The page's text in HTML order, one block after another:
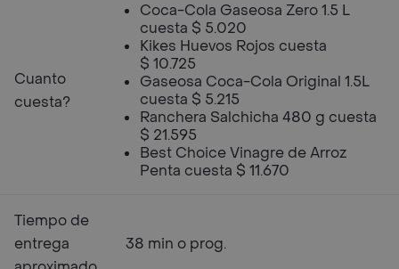
Cuanto
cuesta?
Coca-Cola Gaseosa Zero 1.5 L
cuesta $ 5.020
Kikes Huevos Rojos cuesta
$ 10.725
Gaseosa Coca-Cola Original 1.5L
cuesta $ 5.215
Ranchera Salchicha 480 g cuesta
$ 21.595
Best Choice Vinagre de Arroz
Penta cuesta $ 11.670
Tiempo de
entrega
38 min o prog.